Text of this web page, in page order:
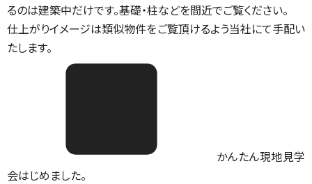
るのは建築中だけです。基礎・柱などを間近でご覧ください。
仕上がりイメージは類似物件をご覧頂けるよう当社にて手配い
たします。
かんたん現地見学
会はじめました。